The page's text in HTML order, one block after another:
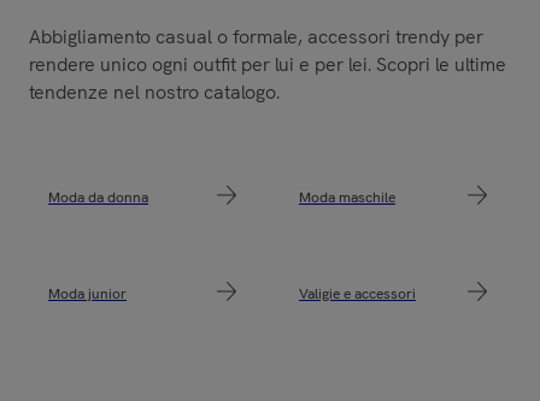
Abbigliamento casual o formale, accessori trendy per
rendere unico ogni outfit per lui e per lei. Scopri le ultime
tendenze nel nostro catalogo.
Moda da donna Moda maschile
Moda junior Valigie e accessori